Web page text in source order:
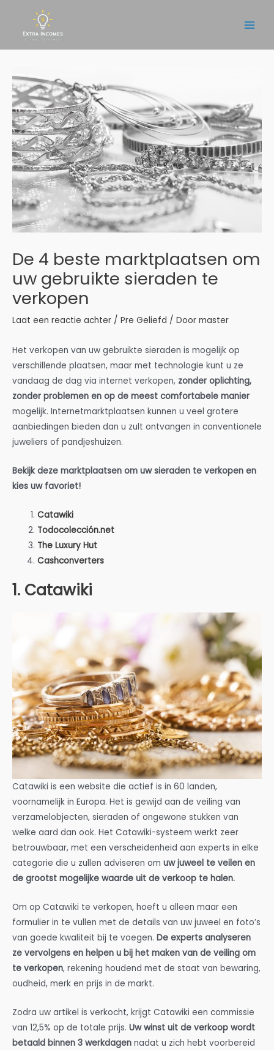
inhoud
De 4 beste marktplaatsen om
uw gebruikte sieraden te
verkopen
Laat een reactie achter / Pre Geliefd / Door master
Het verkopen van uw gebruikte sieraden is mogelijk op
verschillende plaatsen, maar met technologie kunt u ze
vandaag de dag via internet verkopen, zonder oplichting,
zonder problemen en op de meest comfortabele manier
mogelijk. Internetmarktplaatsen kunnen u veel grotere
aanbiedingen bieden dan u zult ontvangen in conventionele
juweliers of pandjeshuizen.
Bekijk deze marktplaatsen om uw sieraden te verkopen en
kies uw favoriet!
Catawiki
Todocolección.net
The Luxury Hut
Cashconverters
1. Catawiki
Catawiki is een website die actief is in 60 landen,
voornamelijk in Europa. Het is gewijd aan de veiling van
verzamelobjecten, sieraden of ongewone stukken van
welke aard dan ook. Het Catawiki-systeem werkt zeer
betrouwbaar, met een verscheidenheid aan experts in elke
categorie die u zullen adviseren om uw juweel te veilen en
de grootst mogelijke waarde uit de verkoop te halen.
Om op Catawiki te verkopen, hoeft u alleen maar een
formulier in te vullen met de details van uw juweel en foto’s
van goede kwaliteit bij te voegen. De experts analyseren
ze vervolgens en helpen u bij het maken van de veiling om
te verkopen, rekening houdend met de staat van bewaring,
oudheid, merk en prijs in de markt.
Zodra uw artikel is verkocht, krijgt Catawiki een commissie
van 12,5% op de totale prijs. Uw winst uit de verkoop wordt
betaald binnen 3 werkdagen nadat u zich hebt voorbereid